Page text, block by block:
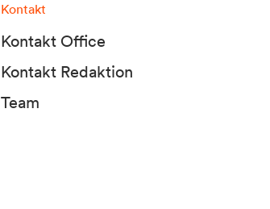
Kontakt
Kontakt Office
Kontakt Redaktion
Team